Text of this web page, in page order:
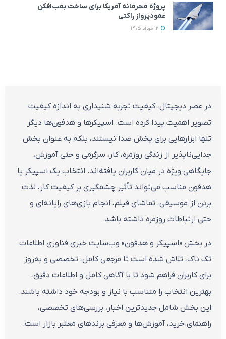
پروژه محرمانه آمریکا برای ساخت بمب‌افکن
عمودپرواز راکتی
در عصر دیجیتال، کیفیت تجربه شنیداری به اندازه کیفیت
تصویر اهمیت پیدا کرده است. اسپیکرها و هدفون‌ها دیگر
تنها ابزارهایی برای پخش صدا نیستند، بلکه به عنوان بخش
جدایی‌ناپذیر از زندگی روزمره، کار، سرگرمی و حتی آموزش،
جایگاهی ویژه در میان کاربران یافته‌اند. انتخاب یک اسپیکر یا
هدفون مناسب می‌تواند تأثیر چشمگیری بر کیفیت کار، لذت
بردن از موسیقی، تماشای فیلم، انجام بازی‌های رایانه‌ای و
حتی ارتباطات روزمره داشته باشد.
در بخش «اسپیکر و هدفون» وب‌سایت خبری فناوری اطلاعات
تک ناک، تلاش شده است تا مرجعی کامل، تخصصی و به‌روز
برای کاربران فراهم شود تا با آگاهی کامل و اطلاعات دقیق،
بهترین انتخاب را متناسب با نیاز و بودجه خود داشته باشند.
این بخش شامل جدیدترین اخبار، بررسی‌های تخصصی،
راهنمای خرید، آموزش‌ها و معرفی برندهای معتبر بازار است.